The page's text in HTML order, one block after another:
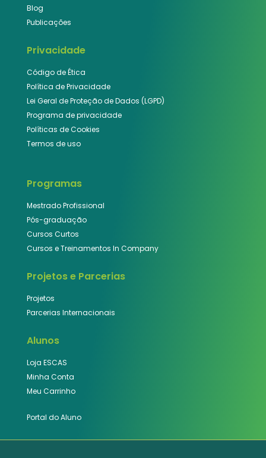
Blog
Publicações
Privacidade
Código de Ética
Política de Privacidade
Lei Geral de Proteção de Dados (LGPD)
Programa de privacidade
Políticas de Cookies
Termos de uso
Programas
Mestrado Profissional
Pós-graduação
Cursos Curtos
Cursos e Treinamentos In Company
Projetos e Parcerias
Projetos
Parcerias Internacionais
Alunos
Loja ESCAS
Minha Conta
Meu Carrinho
Portal do Aluno